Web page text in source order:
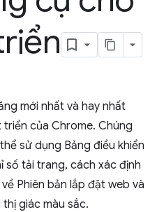
mới nhất và hay nhất
của Chrome. Chúng
sử dụng Bảng điều khiển
số tải trang, cách xác định
Phiên bản lắp đặt web và
giác màu sắc.